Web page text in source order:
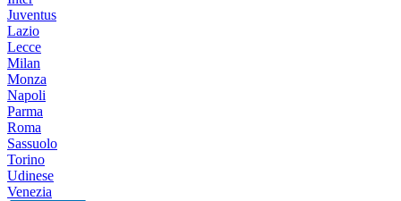
Juventus
Lazio
Lecce
Milan
Monza
Napoli
Parma
Roma
Sassuolo
Torino
Udinese
Venezia